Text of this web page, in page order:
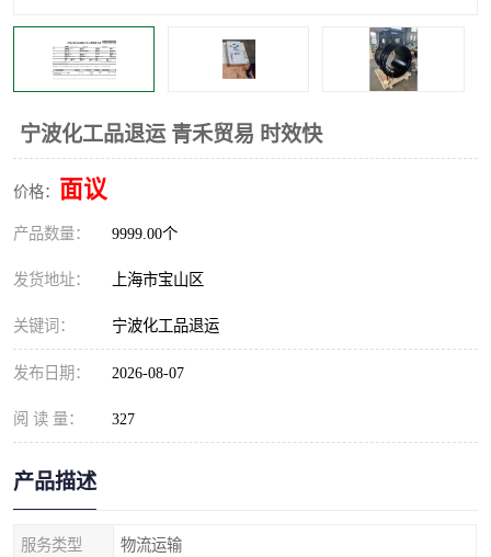
宁波化工品退运 青禾贸易 时效快
价格： 面议
产品数量： 9999.00个
发货地址： 上海市宝山区
关键词： 宁波化工品退运
发布日期： 2026-08-07
阅 读 量： 327
产品描述
服务类型 物流运输